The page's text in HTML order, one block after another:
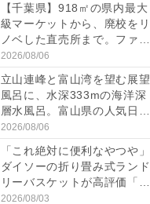
【千葉県】918㎡の県内最大
級マーケットから、廃校をリ
ノベした直売所まで。ファ
ー...
2026/08/06
立山連峰と富山湾を望む展望
風呂に、水深333mの海洋深
層水風呂。富山県の人気日
帰...
2026/08/06
「これ絶対に便利なやつや」
ダイソーの折り畳み式ランド
リーバスケットが高評価「使
わ...
2026/08/03